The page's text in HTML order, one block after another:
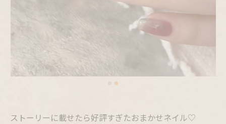
ストーリーに載せたら好評すぎたおまかせネイル♡